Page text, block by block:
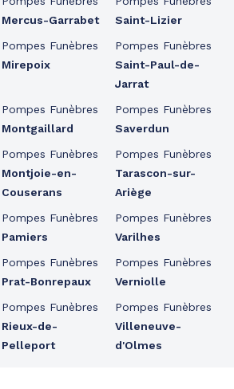
Mercus-Garrabet
Pompes Funèbres
Mirepoix
Pompes Funèbres
Montgaillard
Pompes Funèbres
Montjoie-en-
Couserans
Pompes Funèbres
Pamiers
Pompes Funèbres
Prat-Bonrepaux
Pompes Funèbres
Rieux-de-
Pelleport
Saint-Lizier
Pompes Funèbres
Saint-Paul-de-
Jarrat
Pompes Funèbres
Saverdun
Pompes Funèbres
Tarascon-sur-
Ariège
Pompes Funèbres
Varilhes
Pompes Funèbres
Verniolle
Pompes Funèbres
Villeneuve-
d'Olmes